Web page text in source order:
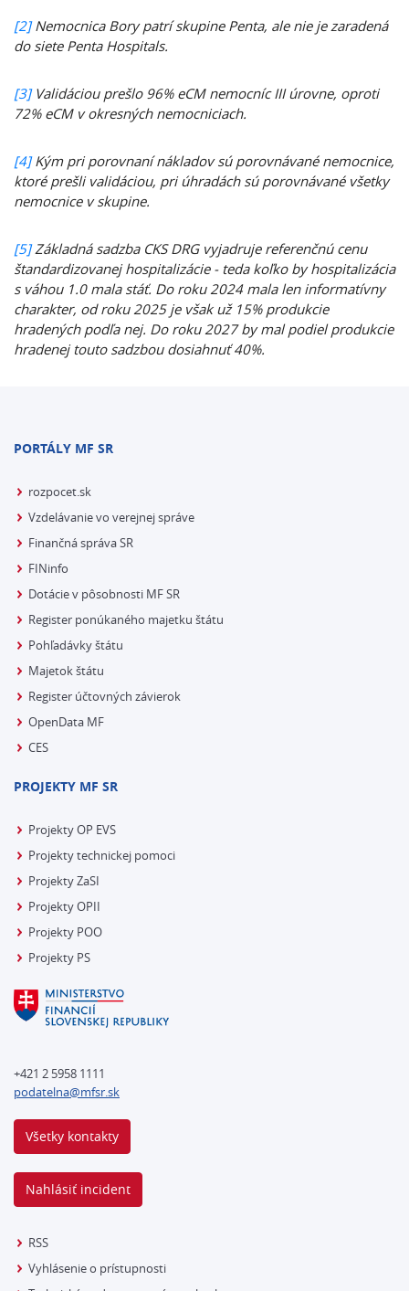
[2]Nemocnica Bory patrí skupine Penta, ale nie je zaradená
do siete Penta Hospitals.
[3]Validáciou prešlo 96% eCM nemocníc III úrovne, oproti
72% eCM v okresných nemocniciach.
[4]Kým pri porovnaní nákladov sú porovnávané nemocnice,
ktoré prešli validáciou, pri úhradách sú porovnávané všetky
nemocnice v skupine.
[5]Základná sadzba CKS DRG vyjadruje referenčnú cenu
štandardizovanej hospitalizácie - teda koľko by hospitalizácia
s váhou 1.0 mala stáť. Do roku 2024 mala len informatívny
charakter, od roku 2025 je však už 15% produkcie
hradených podľa nej. Do roku 2027 by mal podiel produkcie
hradenej touto sadzbou dosiahnuť 40%.
PORTÁLY MF SR
rozpocet.sk
Vzdelávanie vo verejnej správe
Finančná správa SR
FINinfo
Dotácie v pôsobnosti MF SR
Register ponúkaného majetku štátu
Pohľadávky štátu
Majetok štátu
Register účtovných závierok
OpenData MF
CES
PROJEKTY MF SR
Projekty OP EVS
Projekty technickej pomoci
Projekty ZaSI
Projekty OPII
Projekty POO
Projekty PS
+421 2 5958 1111
podatelna@mfsr.sk
Všetky kontakty
Nahlásiť incident
RSS
Vyhlásenie o prístupnosti